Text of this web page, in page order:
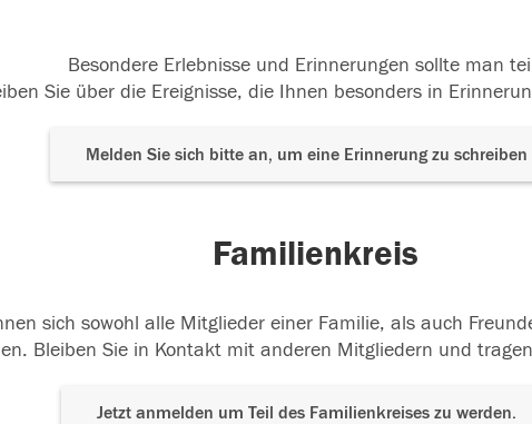
Besondere Erlebnisse und Erinnerungen sollte man
Sie über die Ereignisse, die Ihnen besonders in
Melden Sie sich bitte an, um eine Erinnerung zu schreiben
Familienkreis
sich sowohl alle Mitglieder einer Familie, als auch
Bleiben Sie in Kontakt mit anderen Mitgliedern und
Jetzt anmelden um Teil des Familienkreises zu werden.